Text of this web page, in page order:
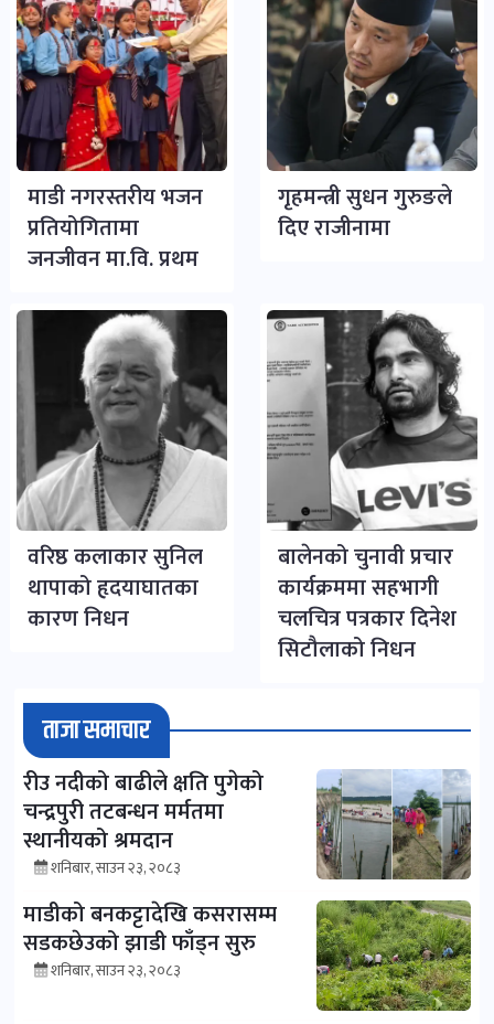
माडी नगरस्तरीय भजन
प्रतियोगितामा
जनजीवन मा.वि. प्रथम
गृहमन्त्री सुधन गुरुङले
दिए राजीनामा
वरिष्ठ कलाकार सुनिल
थापाको हृदयाघातका
कारण निधन
बालेनको चुनावी प्रचार
कार्यक्रममा सहभागी
चलचित्र पत्रकार दिनेश
सिटौलाको निधन
ताजा समाचार
रीउ नदीको बाढीले क्षति पुगेको
चन्द्रपुरी तटबन्धन मर्मतमा
स्थानीयको श्रमदान
शनिबार, साउन २३, २०८३
माडीको बनकट्टादेखि कसरासम्म
सडकछेउको झाडी फाँड्न सुरु
शनिबार, साउन २३, २०८३